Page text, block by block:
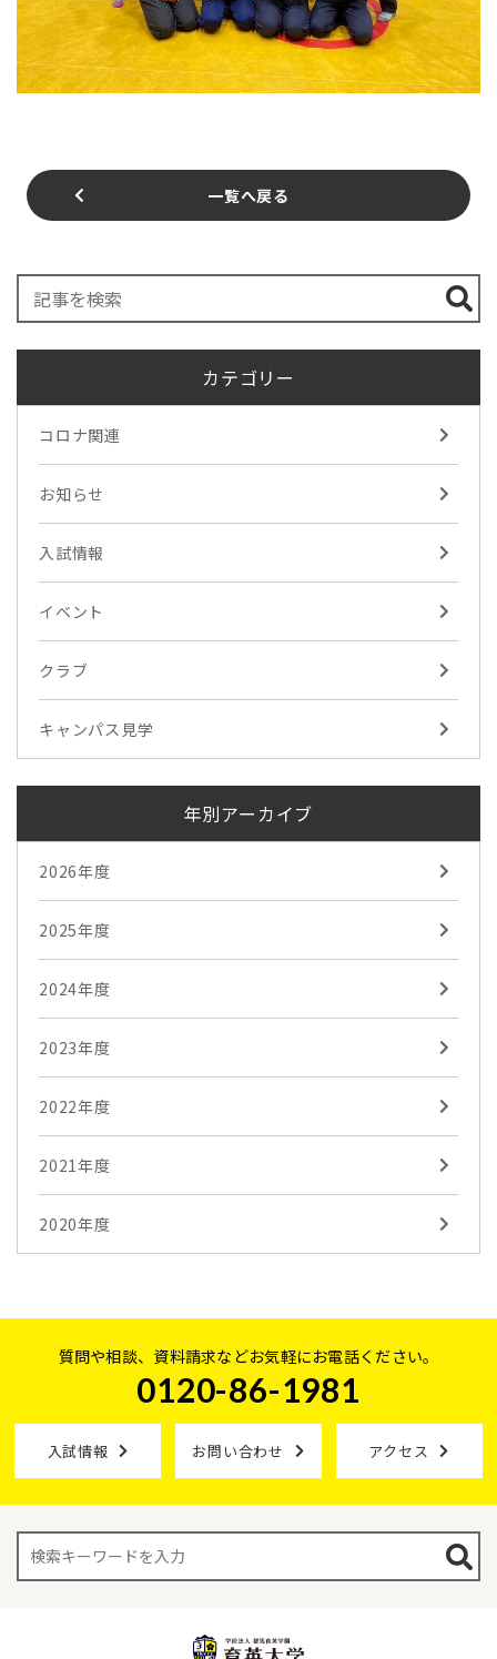
一覧へ戻る
カテゴリー
コロナ関連
お知らせ
入試情報
イベント
クラブ
キャンパス見学
年別アーカイブ
2026年度
2025年度
2024年度
2023年度
2022年度
2021年度
2020年度
質問や相談、資料請求などお気軽にお電話ください。
0120-86-1981
入試情報 お問い合わせ アクセス